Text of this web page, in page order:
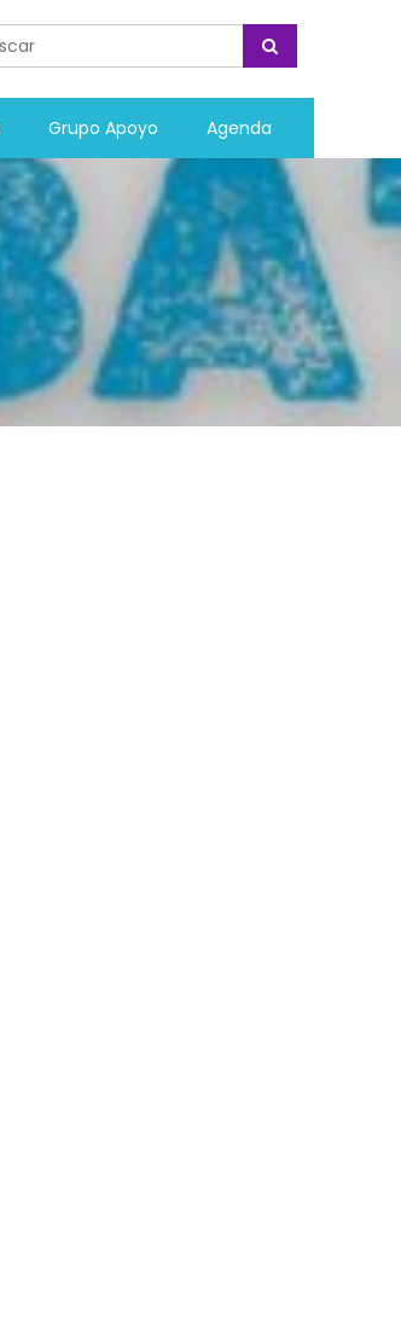
Grupo Apoyo Agenda